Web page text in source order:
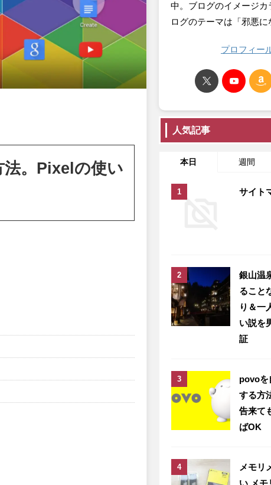
法。Pixelの使い
中。ブログのイメージカ
ログのテーマは「邪悪に
プロフィー
人気記事
本日 週間
サイト
銀山温
ること
り＆一
い説を
証
povoを
する方
告来て
ばOK
メモリ
い メモ